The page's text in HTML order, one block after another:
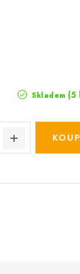
Skladem (5